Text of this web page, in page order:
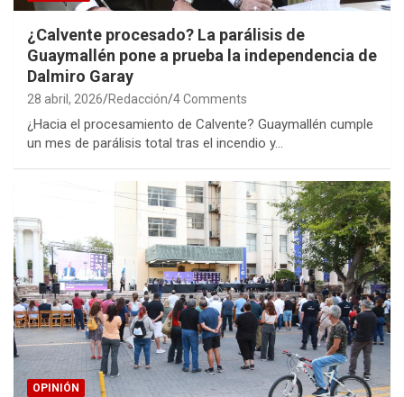
¿Calvente procesado? La parálisis de
Guaymallén pone a prueba la independencia de
Dalmiro Garay
28 abril, 2026 Redacción 4 Comments
¿Hacia el procesamiento de Calvente? Guaymallén cumple
un mes de parálisis total tras el incendio y…
OPINIÓN